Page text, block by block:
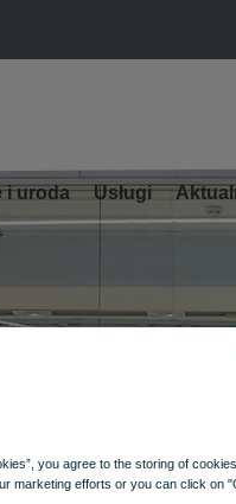
i uroda Usługi
you agree to the storing of
marketing efforts or you can click on